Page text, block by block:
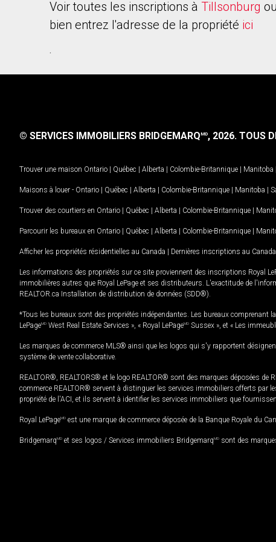
Voir toutes les inscriptions à Tillsonburg ou
bien entrez l'adresse de la propriété ici
.
© SERVICES IMMOBILIERS BRIDGEMARQMD, 2026. TOUS
Trouver une maison Ontario | Québec | Alberta | Colombie-Britannique | Manitoba
Maisons à louer - Ontario | Québec | Alberta | Colombie-Britannique | Manitoba |
Trouver des courtiers en Ontario | Québec | Alberta | Colombie-Britannique |
Parcourir les bureaux en Ontario | Québec | Alberta | Colombie-Britannique |
Afficher les propriétés résidentielles au Canada | Dernières inscriptions au Canada
Les informations des propriétés sur ce site proviennent des inscriptions Royal
immobilières autres que Royal LePage et ses distributeurs. L'exactitude de
REALTOR.ca Installation de distribution de données (SDD®).
*Tous les bureaux sont des propriétés indépendantes. Les bureaux comprenant
LePageMD West Real Estate Services », « Royal LePageMD Sussex », et « Les
Les marques de commerce MLS® ainsi que les logos qui s'y rapportent
système de vente collaborative.
REALTOR®, REALTORS® et le logo REALTOR® sont des marques déposées
commerce REALTOR® servent à distinguer les services immobiliers offerts par
propriété de l'ACI, et ils servent à identifier les services immobiliers que
Royal LePageMD est une marque de commerce déposée de la Banque Royale du
BridgemarqMD et ses logos / Services immobiliers BridgemarqMD sont des